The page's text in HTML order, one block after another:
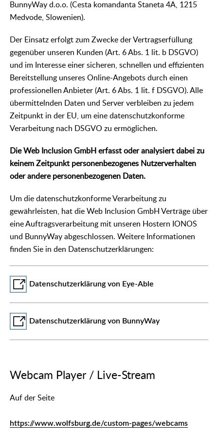
BunnyWay d.o.o. (Cesta komandanta Staneta 4A, 1215
Medvode, Slowenien).
Der Einsatz erfolgt zum Zwecke der Vertragserfüllung
gegenüber unseren Kunden (Art. 6 Abs. 1 lit. b DSGVO)
und im Interesse einer sicheren, schnellen und effizienten
Bereitstellung unseres Online-Angebots durch einen
professionellen Anbieter (Art. 6 Abs. 1 lit. f DSGVO). Alle
übermittelnden Daten und Server verbleiben zu jedem
Zeitpunkt in der EU, um eine datenschutzkonforme
Verarbeitung nach DSGVO zu ermöglichen.
Die Web Inclusion GmbH erfasst oder analysiert dabei zu
keinem Zeitpunkt personenbezogenes Nutzerverhalten
oder andere personenbezogenen Daten.
Um die datenschutzkonforme Verarbeitung zu
gewährleisten, hat die Web Inclusion GmbH Verträge über
eine Auftragsverarbeitung mit unseren Hostern IONOS
und BunnyWay abgeschlossen. Weitere Informationen
finden Sie in den Datenschutzerklärungen:
Datenschutzerklärung von Eye-Able
Datenschutzerklärung von BunnyWay
Webcam Player / Live-Stream
Auf der Seite
https://www.wolfsburg.de/custom-pages/webcams